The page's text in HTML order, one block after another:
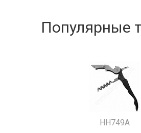
Популярные
HH749A